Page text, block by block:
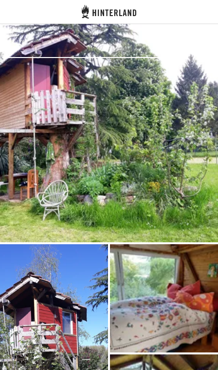
Hinterland
Anmelden
Registrieren
Gastgeber werden
Zelt- & Stellplätze
Unterkünfte
Routen
Frag Howdy
Fotoinspiration
Tipps & Inspiration
Stories
Gutscheine
Über uns